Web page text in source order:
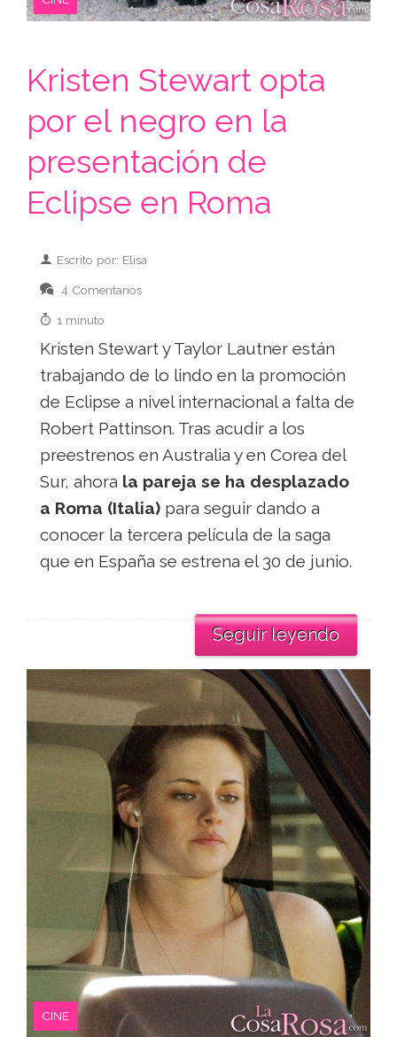
Kristen Stewart opta
por el negro en la
presentación de
Eclipse en Roma
Escrito por: Elisa
4 Comentarios
1 minuto
Kristen Stewart y Taylor Lautner están
trabajando de lo lindo en la promoción
de Eclipse a nivel internacional a falta de
Robert Pattinson. Tras acudir a los
preestrenos en Australia y en Corea del
Sur, ahora la pareja se ha desplazado
a Roma (Italia) para seguir dando a
conocer la tercera película de la saga
que en España se estrena el 30 de junio.
Seguir leyendo
CINE